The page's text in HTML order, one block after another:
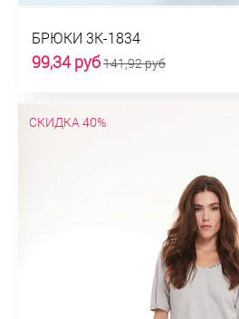
БРЮКИ 3К-1834
99,34 руб141,92 руб
СКИДКА 40%